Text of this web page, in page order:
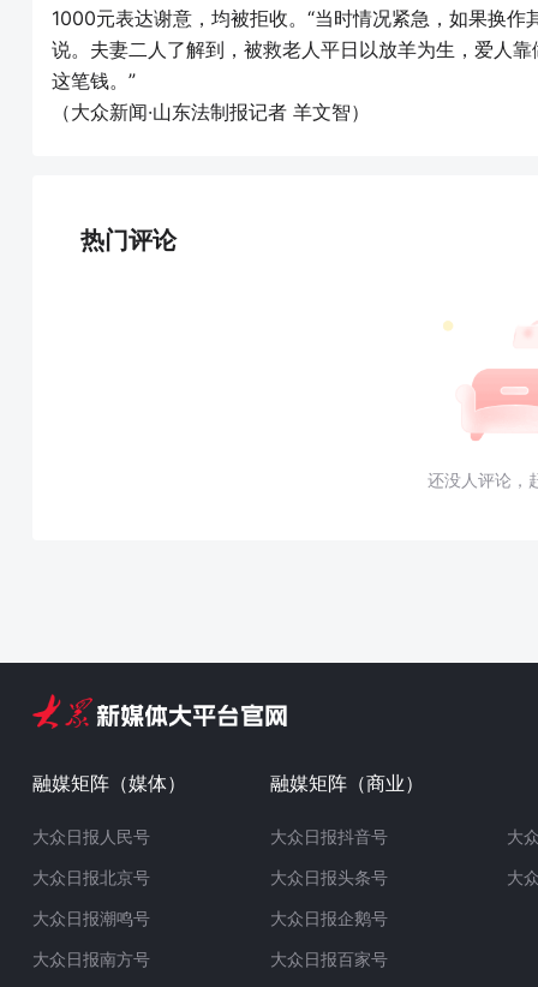
1000元表达谢意，均被拒收。“当时情况紧急，如果换
说。夫妻二人了解到，被救老人平日以放羊为生，爱人
这笔钱。”
（大众新闻·山东法制报记者 羊文智）
热门评论
还没人评论，
融媒矩阵（媒体）
大众日报人民号
大众日报北京号
大众日报潮鸣号
大众日报南方号
融媒矩阵（商业）
大众日报抖音号
大众日报头条号
大众日报企鹅号
大众日报百家号
大
大